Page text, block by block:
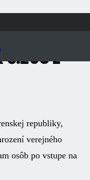
č.268 z
republiky,
verejného
osôb po vstupe na